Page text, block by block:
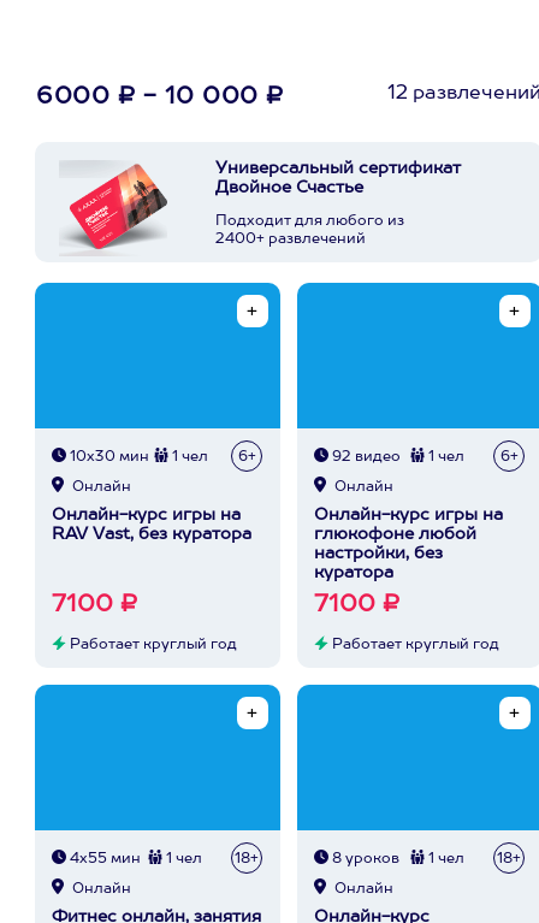
6000 ₽ - 10 000 ₽ 12
Универсальный сертификат
Двойное Счастье
Подходит для любого из
2400+ развлечений
10х30 мин 1 чел 6+
Онлайн
Онлайн-курс игры на
RAV Vast, без куратора
7100 ₽
Работает круглый год
92 видео 1 чел 6+
Онлайн
Онлайн-курс игры на
глюкофоне любой
настройки, без
куратора
7100 ₽
Работает круглый год
4х55 мин 1 чел 18+
Онлайн
Фитнес онлайн, занятия
8 уроков 1 чел 18+
Онлайн
Онлайн-курс